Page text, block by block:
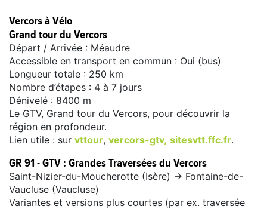
Vercors à Vélo
Grand tour du Vercors
Départ / Arrivée : Méaudre
Accessible en transport en commun : Oui (bus)
Longueur totale : 250 km
Nombre d’étapes : 4 à 7 jours
Dénivelé : 8400 m
Le GTV, Grand tour du Vercors, pour découvrir la
région en profondeur.
Lien utile : sur vttour, vercors-gtv, sitesvtt.ffc.fr.
GR 91 - GTV : Grandes Traversées du Vercors
Saint-Nizier-du-Moucherotte (Isère) -> Fontaine-de-
Vaucluse (Vaucluse)
Variantes et versions plus courtes (par ex. traversée